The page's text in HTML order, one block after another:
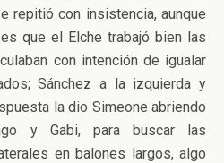
repitió con insistencia, aunque
que el Elche trabajó bien las
con intención de igualar
Sánchez a la izquierda y
la dio Simeone abriendo
y Gabi, para buscar las
en balones largos, algo